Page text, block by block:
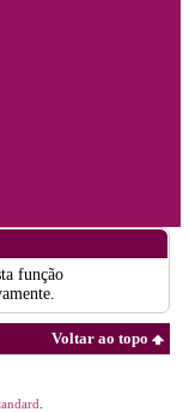
função
Voltar ao topo